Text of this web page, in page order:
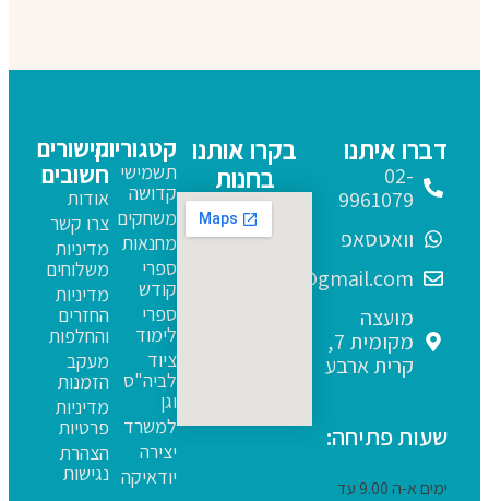
קטגוריות
תשמישי
קדושה
משחקים
מחנאות
ספרי
קודש
ספרי
לימוד
ציוד
לביה"ס
וגן
למשרד
יצירה
יודאיקה
קישורים
חשובים
אודות
צרו קשר
מדיניות
משלוחים
מדיניות
החזרים
והחלפות
מעקב
הזמנות
מדיניות
פרטיות
הצהרת
נגישות
דברו איתנו
02-
9961079
וואטסאפ
sfarim.k4@gmail.com
מועצה
מקומית 7,
קרית ארבע
שעות פתיחה:
ימים א-ה 9.00 עד
בקרו אותנו
בחנות